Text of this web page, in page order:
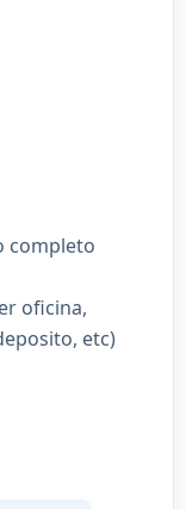
completo
oficina,
etc)